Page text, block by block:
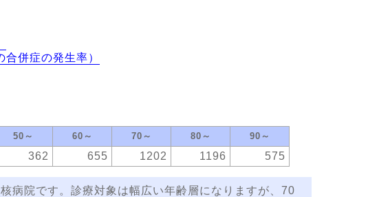
併症の発生率）
50～ 60～ 70～ 80～
90～
362 655 1202 1196 575
病院です。診療対象は幅広い年齢層になりますが、70